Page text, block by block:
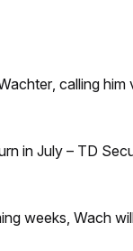
calling him
in July – TD
weeks, Wach